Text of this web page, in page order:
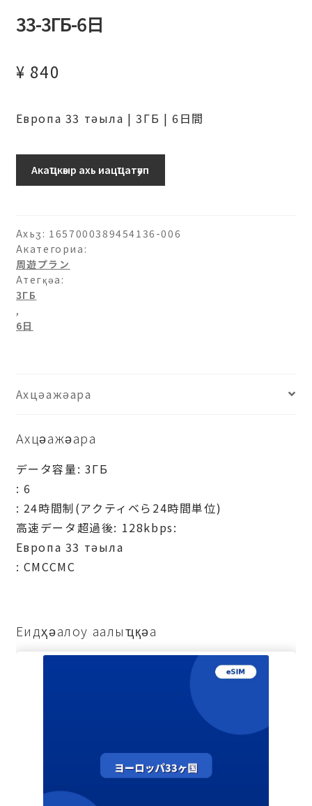
33-3ГБ-6日
¥ 840
Европа 33 тәыла | 3ГБ | 6日間
パ
33-
3ГБ-6
日
ашәагаа
Акаҵкәыр ахь иацҵатәуп
Ахьӡ: 1657000389454136-006
Акатегориа:
周遊プラン
Атегқәа:
3ГБ
,
6日
Ахцәажәара
Ахцәажәара
データ容量: 3ГБ
: 6
: 24時間制(アクティベら24時間単位)
高速データ超過後: 128kbps:
Европа 33 тәыла
: СМССМС
Еидҳәалоу аалыҵқәа